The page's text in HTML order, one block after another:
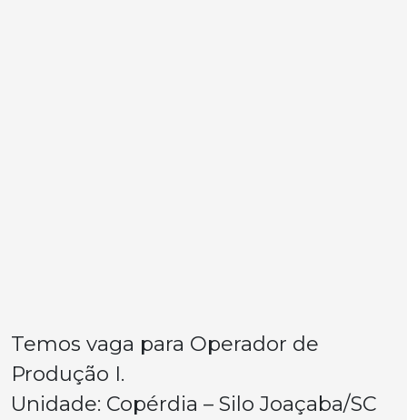
Temos vaga para Operador de
Produção I.
Unidade: Copérdia – Silo Joaçaba/SC